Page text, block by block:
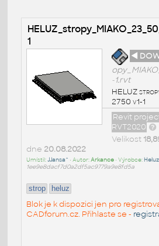
1
◄
-1.rvt
HELUZ
2750 v1-1
Revit
RVT2020
Velikost
dne 20.08.2022
Umístil:JJansa^ • Autor:Arkance• Výrobce:
1ee9e8dacf7d0a2df5ac9779a9e8fd5a
strop heluz
Blok je k dispozici jen pro
CADforum.cz. Přihlaste se -